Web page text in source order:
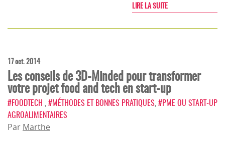
LIRE LA SUITE
17 oct. 2014
Les conseils de 3D-Minded pour transformer
votre projet food and tech en start-up
#FOODTECH #MÉTHODES ET BONNES PRATIQUES #PME OU START-UP
AGROALIMENTAIRES
Par Marthe